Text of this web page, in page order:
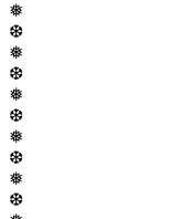
❅
❆
❅
❆
❅
❆
❅
❆
❅
❆